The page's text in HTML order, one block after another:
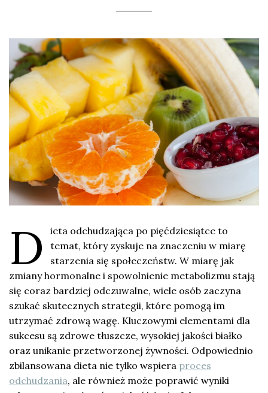
D
ieta odchudzająca po pięćdziesiątce to
temat, który zyskuje na znaczeniu w miarę
starzenia się społeczeństw. W miarę jak
zmiany hormonalne i spowolnienie metabolizmu stają
się coraz bardziej odczuwalne, wiele osób zaczyna
szukać skutecznych strategii, które pomogą im
utrzymać zdrową wagę. Kluczowymi elementami dla
sukcesu są zdrowe tłuszcze, wysokiej jakości białko
oraz unikanie przetworzonej żywności. Odpowiednio
zbilansowana dieta nie tylko wspiera proces
odchudzania, ale również może poprawić wyniki